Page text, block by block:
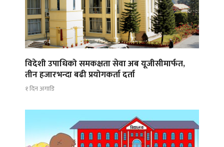
विदेशी उपाधिको समकक्षता सेवा अब यूजीसीमार्फत,
तीन हजारभन्दा बढी प्रयोगकर्ता दर्ता
१ दिन अगाडि